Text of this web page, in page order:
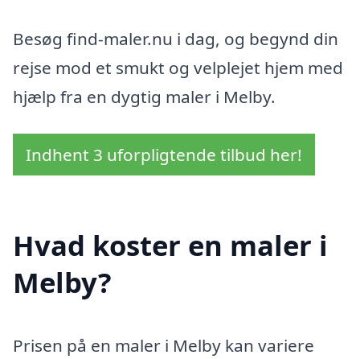
Besøg find-maler.nu i dag, og begynd din
rejse mod et smukt og velplejet hjem med
hjælp fra en dygtig maler i Melby.
Indhent 3 uforpligtende tilbud her!
Hvad koster en maler i
Melby?
Prisen på en maler i Melby kan variere